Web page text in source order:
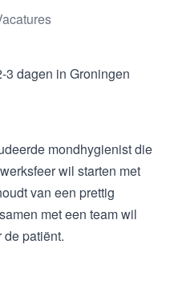
3 dagen in Groningen
mondhygienist die
wil starten met
van een prettig
met een team wil
patiënt.